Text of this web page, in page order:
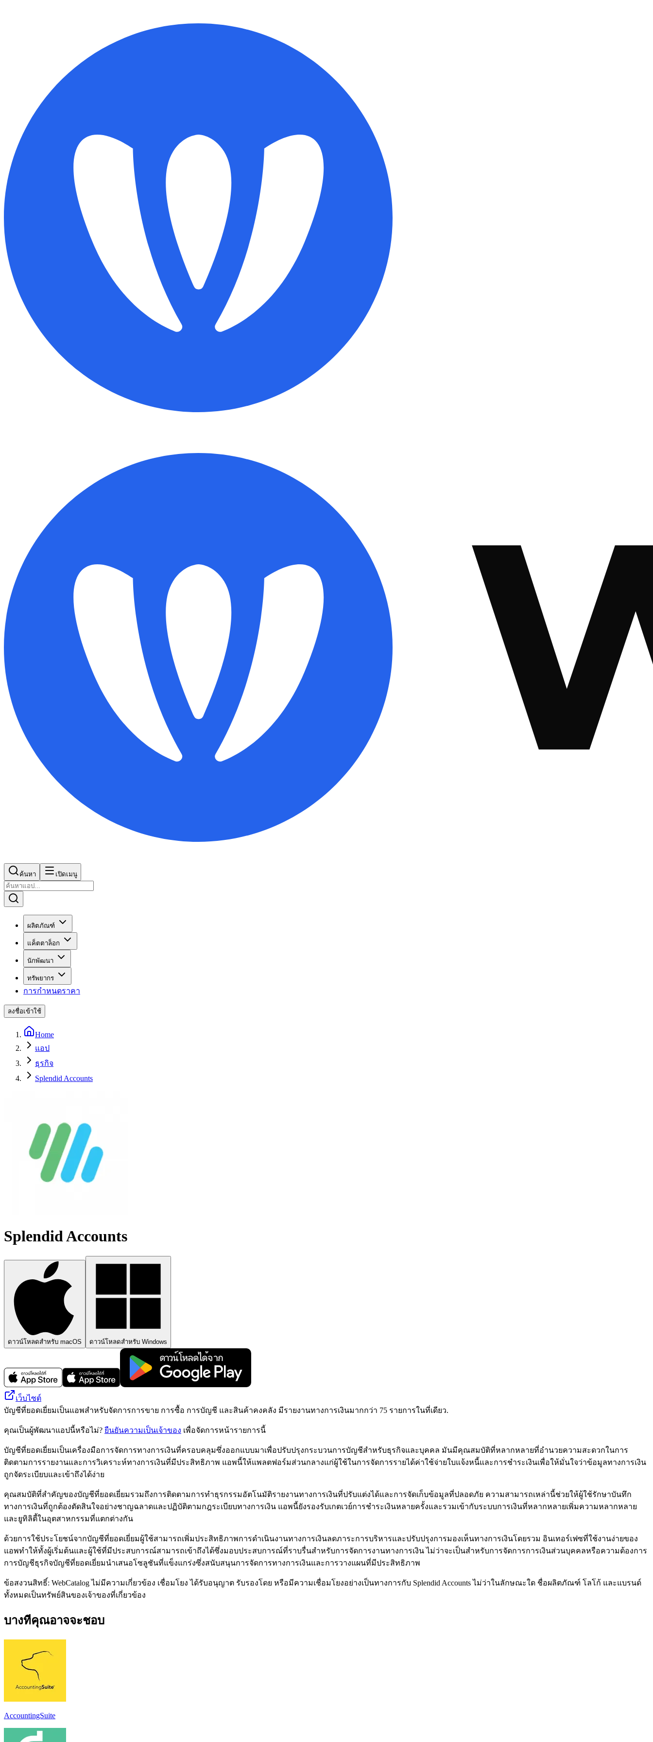
ค้นหา เปิดเมนู
ผลิตภัณฑ์
แค็ตตาล็อก
นักพัฒนา
ทรัพยากร
การกำหนดราคา
ลงชื่อเข้าใช้
Home
แอป
ธุรกิจ
Splendid Accounts
Splendid Accounts
ดาวน์โหลดสำหรับ macOS ดาวน์โหลดสำหรับ Windows
เว็บไซต์
บัญชีที่ยอดเยี่ยมเป็นแอพสำหรับจัดการการขาย การซื้อ การบัญชี และสินค้าคงคลัง มีรายงานทางการเงินมากกว่า 75 รายการในที่เดียว.
คุณเป็นผู้พัฒนาแอปนี้หรือไม่? ยืนยันความเป็นเจ้าของ เพื่อจัดการหน้ารายการนี้
บัญชีที่ยอดเยี่ยมเป็นเครื่องมือการจัดการทางการเงินที่ครอบคลุมซึ่งออกแบบมาเพื่อปรับปรุงกระบวนการบัญชีสำหรับธุรกิจและบุคคล มันมีคุณสมบัติที่หลากหลายที่อำนวยความสะดวกในการ
ติดตามการรายงานและการวิเคราะห์ทางการเงินที่มีประสิทธิภาพ แอพนี้ให้แพลตฟอร์มส่วนกลางแก่ผู้ใช้ในการจัดการรายได้ค่าใช้จ่ายใบแจ้งหนี้และการชำระเงินเพื่อให้มั่นใจว่าข้อมูลทางการเงิน
ถูกจัดระเบียบและเข้าถึงได้ง่าย
คุณสมบัติที่สำคัญของบัญชีที่ยอดเยี่ยมรวมถึงการติดตามการทำธุรกรรมอัตโนมัติรายงานทางการเงินที่ปรับแต่งได้และการจัดเก็บข้อมูลที่ปลอดภัย ความสามารถเหล่านี้ช่วยให้ผู้ใช้รักษาบันทึก
ทางการเงินที่ถูกต้องตัดสินใจอย่างชาญฉลาดและปฏิบัติตามกฎระเบียบทางการเงิน แอพนี้ยังรองรับเกตเวย์การชำระเงินหลายครั้งและรวมเข้ากับระบบการเงินที่หลากหลายเพิ่มความหลากหลาย
และยูทิลิตี้ในอุตสาหกรรมที่แตกต่างกัน
ด้วยการใช้ประโยชน์จากบัญชีที่ยอดเยี่ยมผู้ใช้สามารถเพิ่มประสิทธิภาพการดำเนินงานทางการเงินลดภาระการบริหารและปรับปรุงการมองเห็นทางการเงินโดยรวม อินเทอร์เฟซที่ใช้งานง่ายของ
แอพทำให้ทั้งผู้เริ่มต้นและผู้ใช้ที่มีประสบการณ์สามารถเข้าถึงได้ซึ่งมอบประสบการณ์ที่ราบรื่นสำหรับการจัดการงานทางการเงิน ไม่ว่าจะเป็นสำหรับการจัดการการเงินส่วนบุคคลหรือความต้องการ
การบัญชีธุรกิจบัญชีที่ยอดเยี่ยมนำเสนอโซลูชันที่แข็งแกร่งซึ่งสนับสนุนการจัดการทางการเงินและการวางแผนที่มีประสิทธิภาพ
ข้อสงวนสิทธิ์: WebCatalog ไม่มีความเกี่ยวข้อง เชื่อมโยง ได้รับอนุญาต รับรองโดย หรือมีความเชื่อมโยงอย่างเป็นทางการกับ Splendid Accounts ไม่ว่าในลักษณะใด ชื่อผลิตภัณฑ์ โลโก้ และแบรนด์
ทั้งหมดเป็นทรัพย์สินของเจ้าของที่เกี่ยวข้อง
บางทีคุณอาจจะชอบ
AccountingSuite